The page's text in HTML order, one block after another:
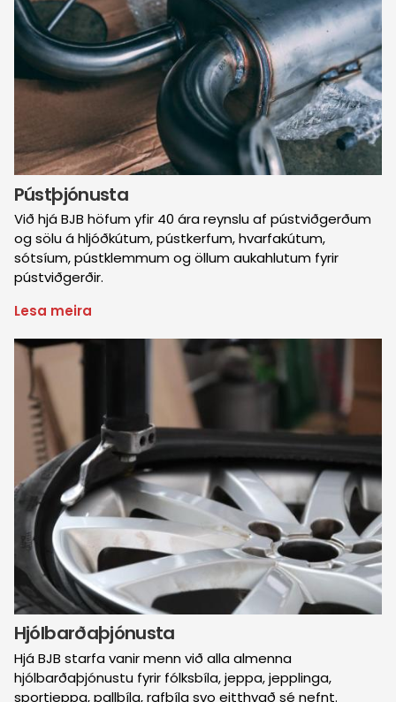
Pústþjónusta
Við hjá BJB höfum yfir 40 ára reynslu af pústviðgerðum
og sölu á hljóðkútum, pústkerfum, hvarfakútum,
sótsíum, pústklemmum og öllum aukahlutum fyrir
pústviðgerðir.
Lesa meira
Mynd
Hjólbarðaþjónusta
Hjá BJB starfa vanir menn við alla almenna
hjólbarðaþjónustu fyrir fólksbíla, jeppa, jepplinga,
sportjeppa, pallbíla, rafbíla svo eitthvað sé nefnt.